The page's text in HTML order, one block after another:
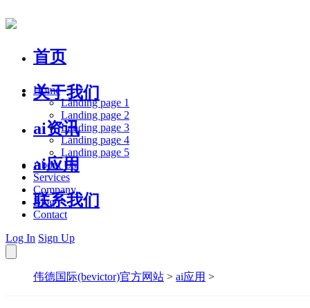
首页
关于我们
ai资讯
ai应用
联系我们
Home
Landing page 1
Landing page 2
Landing page 3
Landing page 4
Landing page 5
About Us
Services
Company
Blog
Contact
Log In Sign Up
伟德国际(bevictor)官方网站 > ai应用 >